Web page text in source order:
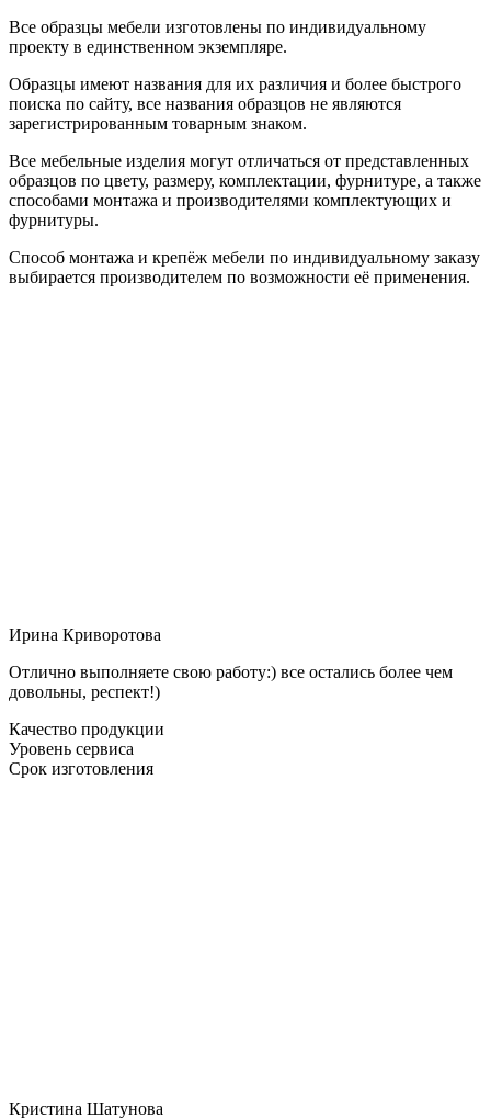
Все образцы мебели изготовлены по индивидуальному
проекту в единственном экземпляре.
Образцы имеют названия для их различия и более быстрого
поиска по сайту, все названия образцов не являются
зарегистрированным товарным знаком.
Все мебельные изделия могут отличаться от представленных
образцов по цвету, размеру, комплектации, фурнитуре, а также
способами монтажа и производителями комплектующих и
фурнитуры.
Способ монтажа и крепёж мебели по индивидуальному заказу
выбирается производителем по возможности её применения.
Ирина Криворотова
Отлично выполняете свою работу:) все остались более чем
довольны, респект!)
Качество продукции
Уровень сервиса
Срок изготовления
Кристина Шатунова